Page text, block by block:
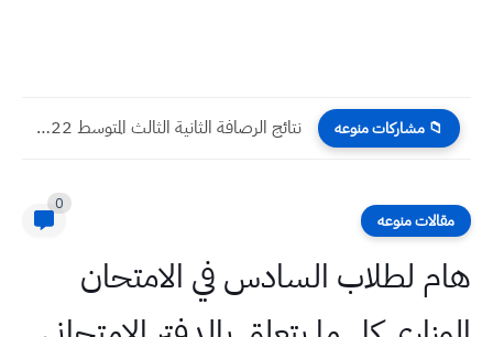
📁 مشاركات منوعه نتائج الرصافة الثانية الثالث المتوسط 2022 الدور الاول
مقالات منوعه
0
هام لطلاب السادس في الامتحان